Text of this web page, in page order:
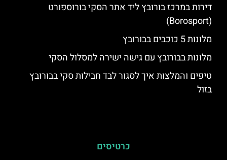
דירות במרכז בורובץ ליד אתר הסקי בורוספורט
(Borosport)
מלונות 5 כוכבים בבורובץ
מלונות בבורובץ עם גישה ישירה למסלול הסקי
טיפים והמלצות איך לסגור לבד חבילות סקי בבורובץ
בזול
כרטיסים